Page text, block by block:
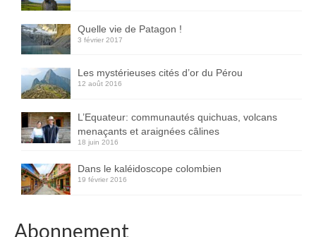
Quelle vie de Patagon !
3 février 2017
Les mystérieuses cités d’or du Pérou
12 août 2016
L’Equateur: communautés quichuas, volcans
menaçants et araignées câlines
18 juin 2016
Dans le kaléidoscope colombien
19 février 2016
Abonnement